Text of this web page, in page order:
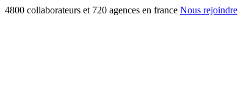
4800 collaborateurs et 720 agences en france Nous rejoindre